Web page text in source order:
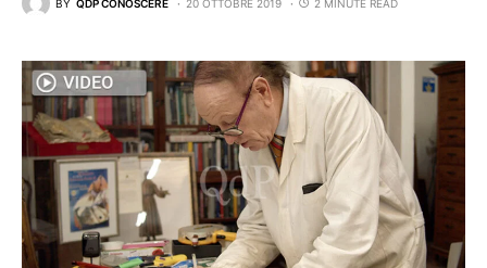
BY QDP CONOSCERE 20 OTTOBRE 2019 2 MINUTE READ